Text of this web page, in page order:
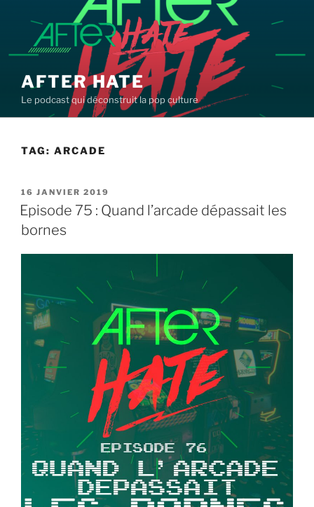
contenu
principal
AFTER HATE
Le podcast qui déconstruit la pop culture
TAG: ARCADE
PUBLIÉ
LE
16 JANVIER 2019
Episode 75 : Quand l’arcade dépassait les
bornes